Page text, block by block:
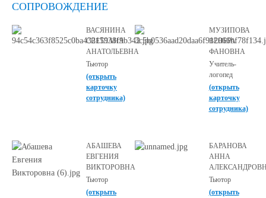
СОПРОВОЖДЕНИЕ
ВАСЯНИНА
СВЕТЛАНА
АНАТОЛЬЕВНА
Тьютор
(открыть
карточку
сотрудника)
МУЗИПОВА
ВЕНЕРА
ФАНОВНА
Учитель-
логопед
(открыть
карточку
сотрудника)
АБАШЕВА
ЕВГЕНИЯ
ВИКТОРОВНА
Тьютор
(открыть
БАРАНОВА
АННА
Тьютор
(открыть